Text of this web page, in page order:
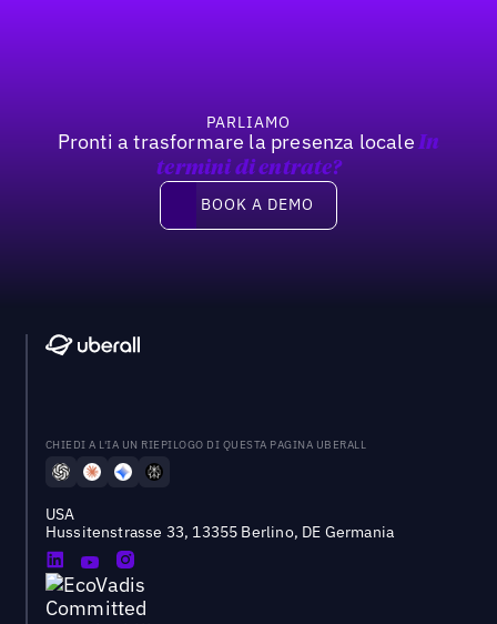
PARLIAMO
Pronti a trasformare la presenza locale In
termini di entrate?
Book a demo
BOOK A DEMO
CHIEDI A L'IA UN RIEPILOGO DI QUESTA PAGINA UBERALL
USA
Hussitenstrasse 33, 13355 Berlino, DE Germania